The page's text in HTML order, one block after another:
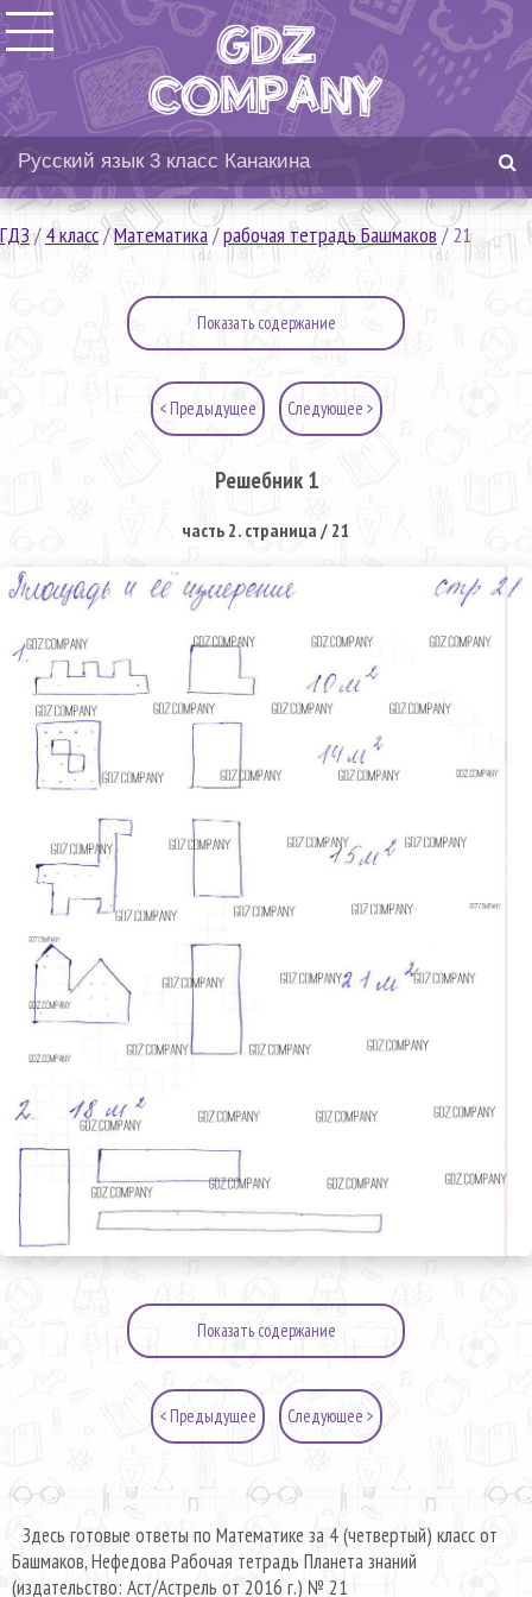
ГДЗ/4 класс/Математика/рабочая тетрадь Башмаков /21
Показать содержание
< Предыдущее Следующее >
Решебник 1
часть 2. страница / 21
Показать содержание
< Предыдущее Следующее >
Здесь готовые ответы по Математике за 4 (четвертый) класс от
Башмаков, Нефедова Рабочая тетрадь Планета знаний
(издательство: Аст/Астрель от 2016 г.) № 21